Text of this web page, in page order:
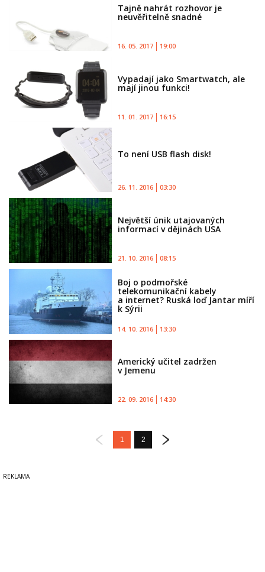
Tajně nahrát rozhovor je
neuvěřitelně snadné
16. 05. 2017 19:00
Vypadají jako Smartwatch, ale
mají jinou funkci!
11. 01. 2017 16:15
To není USB flash disk!
26. 11. 2016 03:30
Největší únik utajovaných
informací v dějinách USA
21. 10. 2016 08:15
Boj o podmořské
telekomunikační kabely
a internet? Ruská loď Jantar míří
k Sýrii
14. 10. 2016 13:30
Americký učitel zadržen
v Jemenu
22. 09. 2016 14:30
1 2